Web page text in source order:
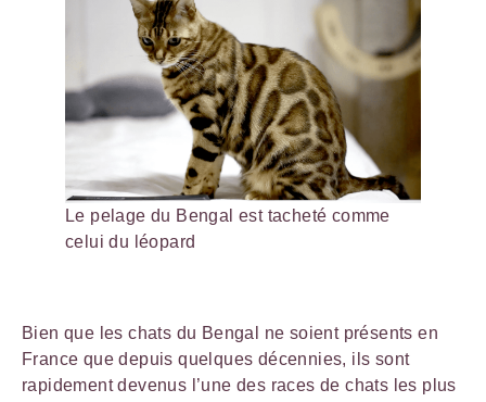
Le pelage du Bengal est tacheté comme
celui du léopard
Bien que les chats du Bengal ne soient présents en
France que depuis quelques décennies, ils sont
rapidement devenus l’une des races de chats les plus